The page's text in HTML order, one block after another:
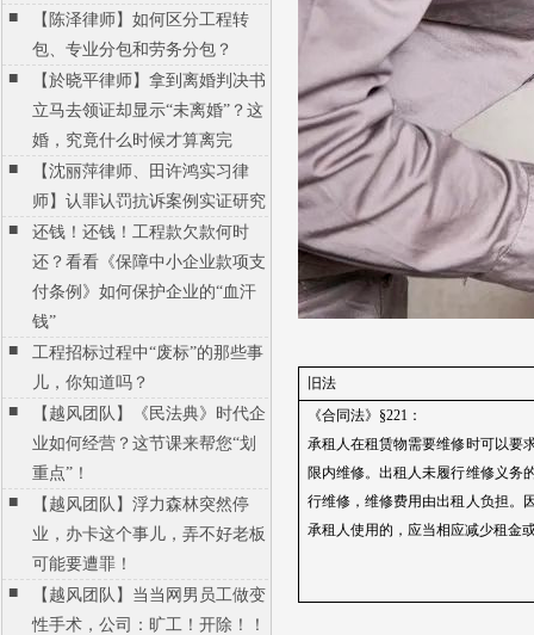
■
【陈泽律师】如何区分工程转
包、专业分包和劳务分包？
■
【於晓平律师】拿到离婚判决书
立马去领证却显示“未离婚”？这
婚，究竟什么时候才算离完
■
【沈丽萍律师、田许鸿实习律
师】认罪认罚抗诉案例实证研究
■
还钱！还钱！工程款欠款何时
还？看看《保障中小企业款项支
付条例》如何保护企业的“血汗
钱”
■
工程招标过程中“废标”的那些事
儿，你知道吗？
■
【越风团队】《民法典》时代企
业如何经营？这节课来帮您“划
重点”！
■
【越风团队】浮力森林突然停
业，办卡这个事儿，弄不好老板
可能要遭罪！
■
【越风团队】当当网男员工做变
性手术，公司：旷工！开除！！
旧法
《合同法》§221 ：
承租人在租赁物需要维修时可以要
限内维修。出租人未履行维修义务
行维修，维修费用由出租人负担。
承租人使用的，应当相应减少租金